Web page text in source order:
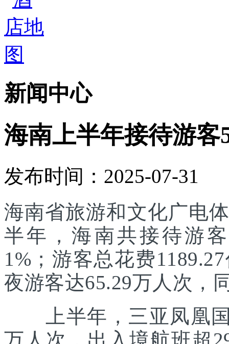
新闻中心
海南上半年接待游客
发布时间：2025-07-31
海南省旅游和文化广电
半年，海南共接待游
1%；游客总花费
夜游客达65.29万人次，
上半年，三亚凤凰国
万人次，出入境航班超